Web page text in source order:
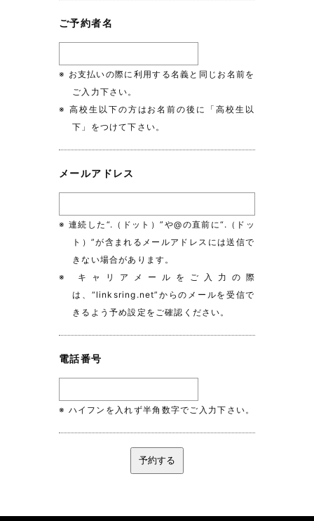
ご予約者名
※ お支払いの際に利用する名義と同じお名前を
ご入力下さい。
※ 高校生以下の方はお名前の後に「高校生以
下」をつけて下さい。
メールアドレス
※ 連続した“.（ドット）”や@の直前に“.（ドッ
ト）”が含まれるメールアドレスには送信で
きない場合があります。
※ キャリアメールをご入力の際
は、“linksring.net”からのメールを受信で
きるよう予め設定をご確認ください。
電話番号
※ ハイフンを入れず半角数字でご入力下さい。